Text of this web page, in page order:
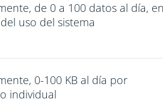
de 0 a 100 datos al día, en
uso del sistema
0-100 KB al día por
individual